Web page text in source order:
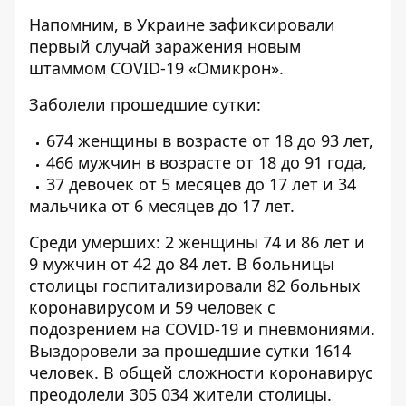
Напомним, в Украине зафиксировали
первый случай заражения новым
штаммом COVID-19 «Омикрон».
Заболели прошедшие сутки:
674 женщины в возрасте от 18 до 93 лет,
466 мужчин в возрасте от 18 до 91 года,
37 девочек от 5 месяцев до 17 лет и 34
мальчика от 6 месяцев до 17 лет.
Среди умерших: 2 женщины 74 и 86 лет и
9 мужчин от 42 до 84 лет. В больницы
столицы госпитализировали 82 больных
коронавирусом и 59 человек с
подозрением на COVID-19 и пневмониями.
Выздоровели за прошедшие сутки 1614
человек. В общей сложности коронавирус
преодолели 305 034 жители столицы.